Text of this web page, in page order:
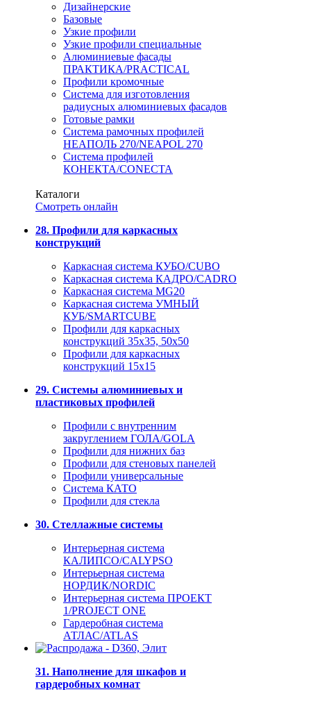
Дизайнерские
Базовые
Узкие профили
Узкие профили специальные
Алюминиевые фасады
ПРАКТИКА/PRACTICAL
Профили кромочные
Система для изготовления
радиусных алюминиевых фасадов
Готовые рамки
Система рамочных профилей
НЕАПОЛЬ 270/NEAPOL 270
Система профилей
КОНЕКТА/CONECTA
Каталоги
Смотреть онлайн
28. Профили для каркасных
конструкций
Каркасная система КУБО/CUBO
Каркасная система КАДРО/CADRO
Каркасная система MG20
Каркасная система УМНЫЙ
КУБ/SMARTCUBE
Профили для каркасных
конструкций 35x35, 50x50
Профили для каркасных
конструкций 15х15
29. Системы алюминиевых и
пластиковых профилей
Профили с внутренним
закруглением ГОЛА/GOLA
Профили для нижних баз
Профили для стеновых панелей
Профили универсальные
Система КАТО
Профили для стекла
30. Стеллажные системы
Интерьерная система
КАЛИПСО/CALYPSO
Интерьерная система
НОРДИК/NORDIC
Интерьерная система ПРОЕКТ
1/PROJECT ONE
Гардеробная система
АТЛАС/ATLAS
31. Наполнение для шкафов и
гардеробных комнат